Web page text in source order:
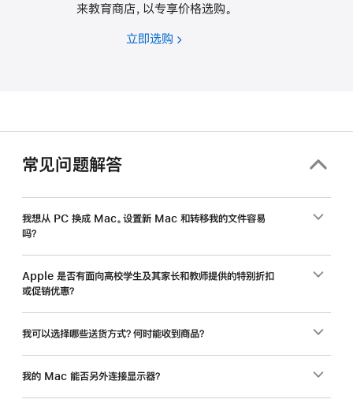
来教育商店，以专享价格选购。
立即选购 高
工，
入
新
Mac
能
省
一
常见问题解答
我想从 PC 换成 Mac。设置新 Mac 和转移我的文件容易
吗？
Apple 是否有面向高校学生及其家长和教师提供的特别折扣
或促销优惠？
我可以选择哪些送货方式？何时能收到商品？
我的 Mac 能否另外连接显示器？